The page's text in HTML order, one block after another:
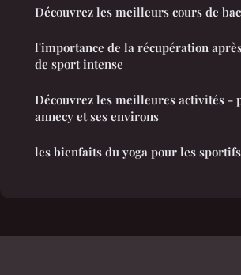
Découvrez les meilleurs cours de
l'importance de la récupération
de sport intense
Découvrez les meilleures activités -
annecy et ses environs
les bienfaits du yoga pour les sportifs